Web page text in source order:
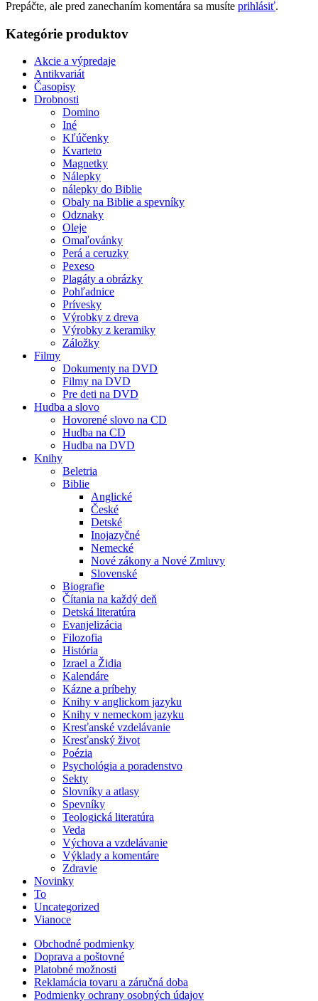
Prepáčte, ale pred zanechaním komentára sa musíte prihlásiť.
Kategórie produktov
Akcie a výpredaje
Antikvariát
Časopisy
Drobnosti
Domino
Iné
Kľúčenky
Kvarteto
Magnetky
Nálepky
nálepky do Biblie
Obaly na Biblie a spevníky
Odznaky
Oleje
Omaľovánky
Perá a ceruzky
Pexeso
Plagáty a obrázky
Pohľadnice
Prívesky
Výrobky z dreva
Výrobky z keramiky
Záložky
Filmy
Dokumenty na DVD
Filmy na DVD
Pre deti na DVD
Hudba a slovo
Hovorené slovo na CD
Hudba na CD
Hudba na DVD
Knihy
Beletria
Biblie
Anglické
České
Detské
Inojazyčné
Nemecké
Nové zákony a Nové Zmluvy
Slovenské
Biografie
Čítania na každý deň
Detská literatúra
Evanjelizácia
Filozofia
História
Izrael a Židia
Kalendáre
Kázne a príbehy
Knihy v anglickom jazyku
Knihy v nemeckom jazyku
Kresťanské vzdelávanie
Kresťanský život
Poézia
Psychológia a poradenstvo
Sekty
Slovníky a atlasy
Spevníky
Teologická literatúra
Veda
Výchova a vzdelávanie
Výklady a komentáre
Zdravie
Novinky
To
Uncategorized
Vianoce
Obchodné podmienky
Doprava a poštovné
Platobné možnosti
Reklamácia tovaru a záručná doba
Podmienky ochrany osobných údajov